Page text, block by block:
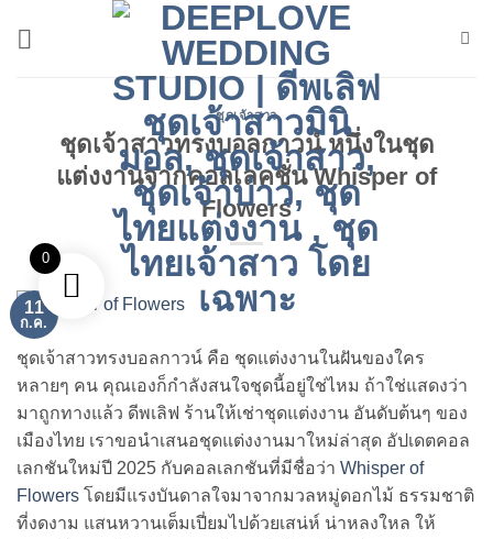
ชุดเจ้าสาว
ชุดเจ้าสาวทรงบอลกาวน์ หนึ่งในชุด
แต่งงานจากคอลเลคชั่น Whisper of
Flowers
11
ก.ค.
ชุดเจ้าสาวทรงบอลกาวน์ คือ ชุดแต่งงานในฝันของใคร
หลายๆ คน คุณเองก็กำลังสนใจชุดนี้อยู่ใช่ไหม ถ้าใช่แสดงว่า
มาถูกทางแล้ว ดีพเลิฟ ร้านให้เช่าชุดแต่งงาน อันดับต้นๆ ของ
เมืองไทย เราขอนำเสนอชุดแต่งงานมาใหม่ล่าสุด อัปเดตคอล
เลกชันใหม่ปี 2025 กับคอลเลกชันที่มีชื่อว่า Whisper of
Flowers โดยมีแรงบันดาลใจมาจากมวลหมู่ดอกไม้ ธรรมชาติ
ที่งดงาม แสนหวานเต็มเปี่ยมไปด้วยเสน่ห์ น่าหลงใหล ให้
0